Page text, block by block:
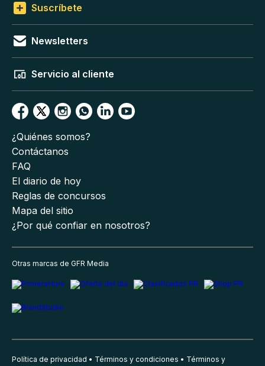
Suscríbete
Newsletters
Servicio al cliente
¿Quiénes somos?
Contáctanos
FAQ
El diario de hoy
Reglas de concursos
Mapa del sitio
¿Por qué confiar en nosotros?
Otras marcas de GFR Media
Política de privacidad Términos y condiciones Términos y